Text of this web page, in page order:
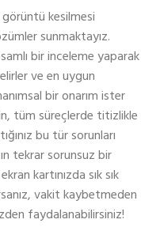
kesilmesi
sunmaktayız.
bir inceleme yaparak
ve en uygun
bir onarım ister
tüm süreçlerde titizlikle
bu tür sorunları
tekrar sorunsuz bir
kartınızda sık sık
vakit kaybetmeden
faydalanabilirsiniz!